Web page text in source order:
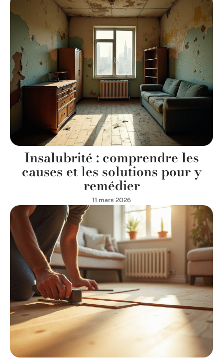
Insalubrité : comprendre les
causes et les solutions pour y
remédier
11 mars 2026